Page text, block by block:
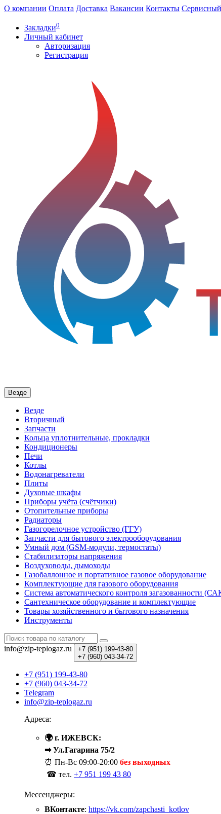
О компании Оплата Доставка Вакансии Контакты
Закладки0
Личный кабинет
Авторизация
Регистрация
Везде
Везде
Вторичный
Запчасти
Кольца уплотнительные, прокладки
Кондиционеры
Печи
Котлы
Водонагреватели
Плиты
Духовые шкафы
Приборы учёта (счётчики)
Отопительные приборы
Радиаторы
Газогорелочное устройство (ГГУ)
Запчасти для бытового электрооборудования
Умный дом (GSM-модули, термостаты)
Cтабилизаторы напряжения
Воздуховоды, дымоходы
Газобаллонное и портативное газовое оборудование
Комплектующие для газового оборудования
Система автоматического контроля загазованности
Сантехническое оборудование и комплектующие
Товары хозяйственного и бытового назначения
Инструменты
info@zip-teplogaz.ru +7 (951) 199-43-80
+7 (960) 043-34-72
+7 (951) 199-43-80
+7 (960) 043-34-72
Telegram
info@zip-teplogaz.ru
Адреса:
🌍 г. ИЖЕВСК:
➡ Ул.Гагарина 75/2
⏰ Пн-Вс 09:00-20:00 без выходных
☎ тел. +7 951 199 43 80
Мессенджеры:
ВКонтакте: https://vk.com/zapchasti_kotlov